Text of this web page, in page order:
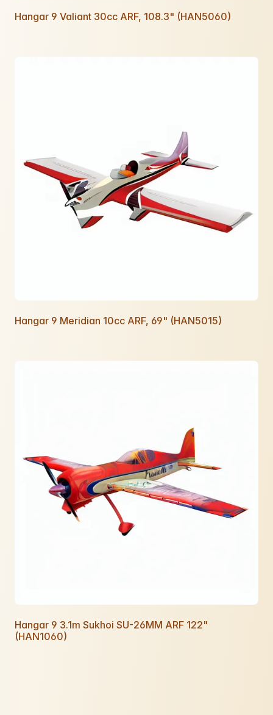
Hangar 9 Valiant 30cc ARF, 108.3" (HAN5060)
Hangar 9 Meridian 10cc ARF, 69" (HAN5015)
Hangar 9 3.1m Sukhoi SU-26MM ARF 122"
(HAN1060)